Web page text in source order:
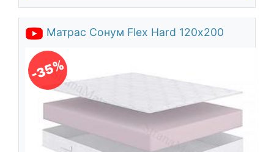
Матрас Сонум Flex Hard 120х200
-35%